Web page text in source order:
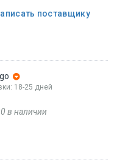
поставщику
18-25 дней
в наличии